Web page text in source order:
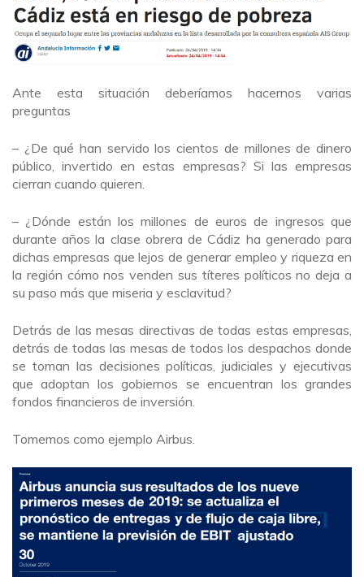
Ante esta situación deberíamos hacernos varias
preguntas
– ¿De qué han servido los cientos de millones de dinero
público, invertido en estas empresas? Si las empresas
cierran cuando quieren.
– ¿Dónde están los millones de euros de ingresos que
durante años la clase obrera de Cádiz ha generado para
dichas empresas que lejos de generar empleo y riqueza en
la región cómo nos venden sus títeres políticos no deja a
su paso más que miseria y esclavitud?
Detrás de las mesas directivas de todas estas empresas,
detrás de todas las mesas de todos los despachos donde
se toman las decisiones políticas, judiciales y ejecutivas
que adoptan los gobiernos se encuentran los grandes
fondos financieros de inversión.
Tomemos como ejemplo Airbus.